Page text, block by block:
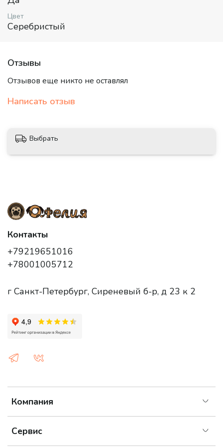
друг заслуживает лучшего!
Цвет
Серебристый
Отзывы
Отзывов еще никто не оставлял
Написать отзыв
Выбрать
Компания
Сервис
Контакты
+79219651016
+78001005712
г Санкт-Петербург, Сиреневый б-р, д 23 к 2